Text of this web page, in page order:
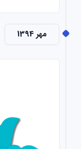
مهر 1394